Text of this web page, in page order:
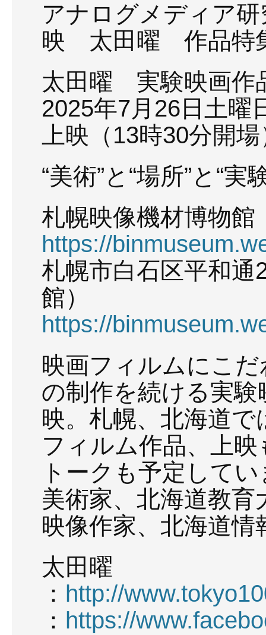
アナログメディア
映 太田曜 作品特
太田曜 実験映画作
2025年7月26日土
上映（13時30分開
“美術”と“場所”と“実
札幌映像機材博物
https://
札幌市白石区平和通
館）
https://
映画フィルムにこ
の制作を続ける実
映。札幌、北海道
フィルム作品、上
トークも予定して
美術家、北海道教
映像作家、北海道
太田曜
： http://
： https://